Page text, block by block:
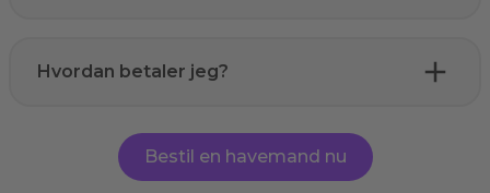
Hvordan betaler jeg?
Bestil en havemand nu